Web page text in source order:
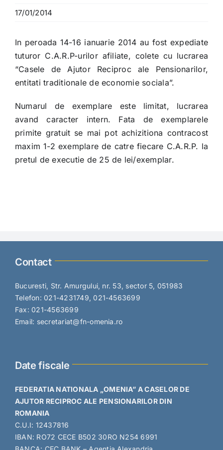
17/01/2014
In peroada 14-16 ianuarie 2014 au fost expediate
tuturor C.A.R.P-urilor afiliate, colete cu lucrarea
“Casele de Ajutor Reciproc ale Pensionarilor,
entitati traditionale de economie sociala”.
Numarul de exemplare este limitat, lucrarea
avand caracter intern. Fata de exemplarele
primite gratuit se mai pot achizitiona contracost
maxim 1-2 exemplare de catre fiecare C.A.R.P. la
pretul de executie de 25 de lei/exemplar.
Contact
Bucuresti, Str. Amurgului, nr. 53, sector 5, 051983
Telefon: 021-4231749, 021-4563699
Fax: 021-4563699
Email: secretariat@fn-omenia.ro
Date fiscale
FEDERATIA NATIONALA „OMENIA” A CASELOR DE
AJUTOR RECIPROC ALE PENSIONARILOR DIN
ROMANIA
C.U.I: 12437816
IBAN: RO72 CECE B502 30RO N254 6991